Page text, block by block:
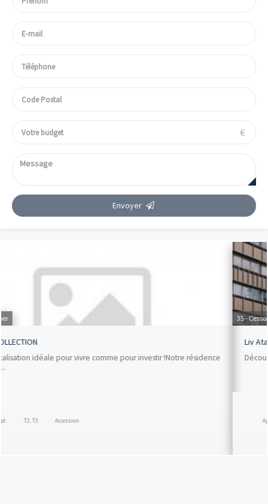
ainsi chaque étape de votre achat résidence principale en
en temps réel du marché régional et des spécificités
techniques et juridiques de chaque programme neuf en VEFA
optimisons intégralement votre parcours d'achat, de la
du programme immobilier neuf Centre-Val de Loire idéal,
expertise et notre réseau garantissent un achat résidence
principale en Centre-Val de Loire réussi, serein et valorisant.
Faites confiance à Vianova, votre partenaire spécialisé et
dédié, pour concrétiser votre projet de vie majeur via
l'acquisition d'un programme immobilier neuf Centre-Val de
Loire. Découvrez sans attendre notre sélection exclusive et
Centre-Val de Loire qui vous ressemble, le programme
immobilier neuf Centre-Val de Loire qui façonnera votre
avenir et celui de votre famille dans cette région d'exception
au cœur du territoire français. Votre programme immobilier
neuf Centre-Val de Loire grandeur nature commence ici et
maintenant avec Vianova.
€
Envoyer
35 - Cesson-Sévigné
Liv Atalante
Découvrez la maquette 3D du programmeen cliquant ici Investissez...
Appt. T1